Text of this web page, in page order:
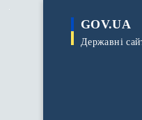
GOV.UA
Державні